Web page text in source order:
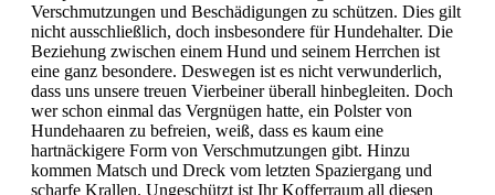
Verschmutzungen und Beschädigungen zu schützen. Dies gilt
nicht ausschließlich, doch insbesondere für Hundehalter. Die
Beziehung zwischen einem Hund und seinem Herrchen ist
eine ganz besondere. Deswegen ist es nicht verwunderlich,
dass uns unsere treuen Vierbeiner überall hinbegleiten. Doch
wer schon einmal das Vergnügen hatte, ein Polster von
Hundehaaren zu befreien, weiß, dass es kaum eine
hartnäckigere Form von Verschmutzungen gibt. Hinzu
kommen Matsch und Dreck vom letzten Spaziergang und
scharfe Krallen. Ungeschützt ist Ihr Kofferraum all diesen